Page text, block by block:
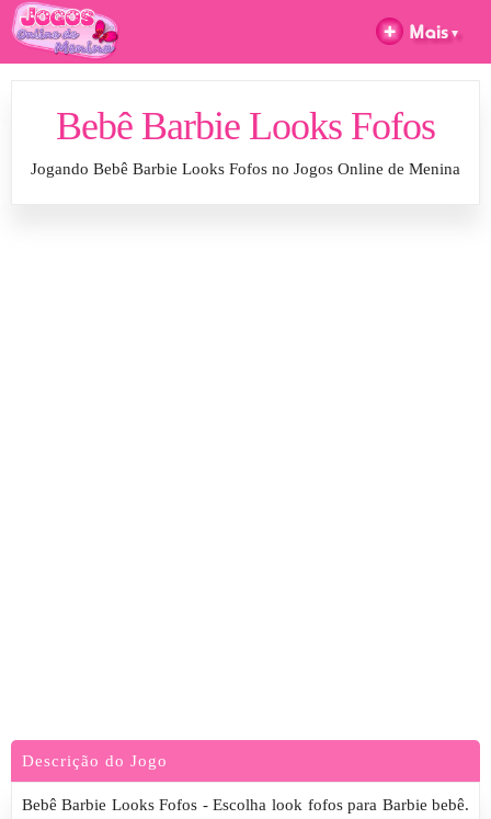
Bebê Barbie Looks Fofos
Jogando Bebê Barbie Looks Fofos no Jogos Online de Menina
Descrição do Jogo
Bebê Barbie Looks Fofos - Escolha look fofos para Barbie bebê.